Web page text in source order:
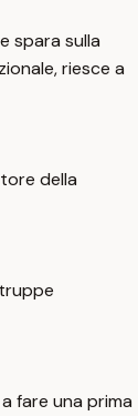
spara sulla
riesce a
della
fare una prima